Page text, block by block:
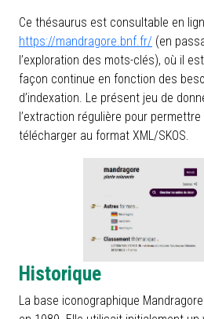
Ce thésaurus est consultable en
https://mandragore.bnf.fr/ (en
l’exploration des mots-clés), où il
façon continue en fonction des
d’indexation. Le présent jeu de
l’extraction régulière pour permettre
télécharger au format XML/SKOS.
Historique
La base iconographique